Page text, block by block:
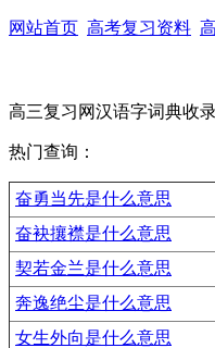
网站首页 高考复习资料
高三复习网汉语字词典收
热门查询：
奋勇当先是什么意思
奋袂攘襟是什么意思
契若金兰是什么意思
奔逸绝尘是什么意思
女生外向是什么意思